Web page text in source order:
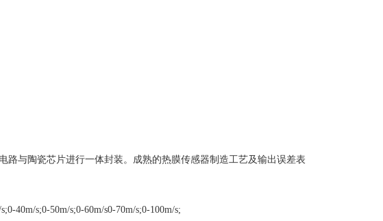
路与陶瓷芯片进行一体封装。成熟的热膜传感器制造工艺及输出误差表
40m/s;0-50m/s;0-60m/s0-70m/s;0-100m/s;